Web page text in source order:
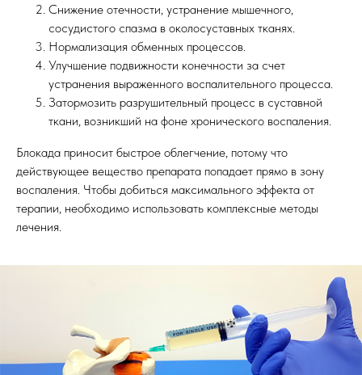
Снижение отечности, устранение мышечного,
сосудистого спазма в околосуставных тканях.
Нормализация обменных процессов.
Улучшение подвижности конечности за счет
устранения выраженного воспалительного процесса.
Затормозить разрушительный процесс в суставной
ткани, возникший на фоне хронического воспаления.
Блокада приносит быстрое облегчение, потому что
действующее вещество препарата попадает прямо в зону
воспаления. Чтобы добиться максимального эффекта от
терапии, необходимо использовать комплексные методы
лечения.